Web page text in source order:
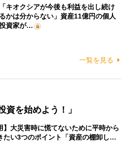
「キオクシアが今後も利益を出し続け
るかは分からない」資産11億円の個人
資家が…
一覧を見る
資を始めよう！」
】大災害時に慌てないために平時から
たい3つのポイント「資産の棚卸し…